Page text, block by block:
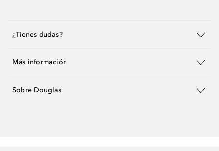
¿Tienes dudas?
Más información
Sobre Douglas